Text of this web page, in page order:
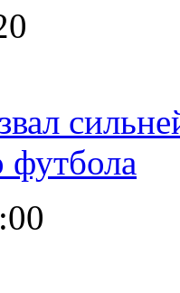
футбола